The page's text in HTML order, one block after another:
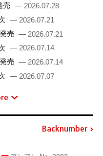
売 — 2026.07.28
— 2026.07.21
売 — 2026.07.21
— 2026.07.14
売 — 2026.07.14
— 2026.07.07
Backnumber